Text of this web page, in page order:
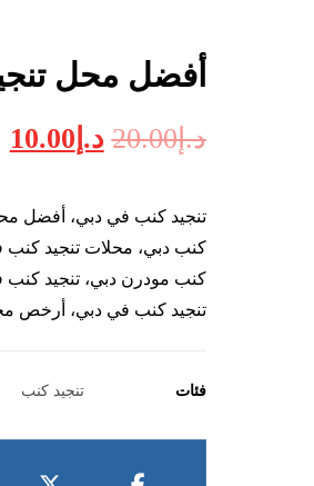
أفضل محل تنجيد
د.إ20.00 د.إ 10.00
تنجيد كنب في دبي، أفضل
كنب دبي، محلات تنجيد كنب
كنب مودرن دبي، تنجيد كنب
تنجيد كنب في دبي، أرخص
فئات تنجيد كنب